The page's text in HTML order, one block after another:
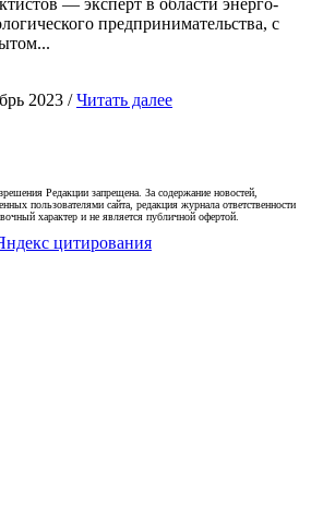
— эксперт в области энерго-
предпринимательства, с
2023 /Читать далее
Редакции запрещена. За содержание новостей,
пользователями сайта, редакция журнала ответственности
характер и не является публичной офертой.